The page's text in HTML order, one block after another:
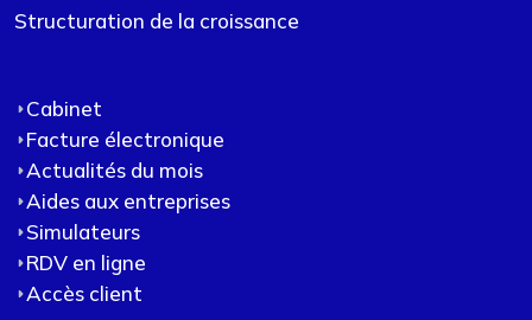
Structuration de la croissance
Cabinet
Facture électronique
Actualités du mois
Aides aux entreprises
Simulateurs
RDV en ligne
Accès client